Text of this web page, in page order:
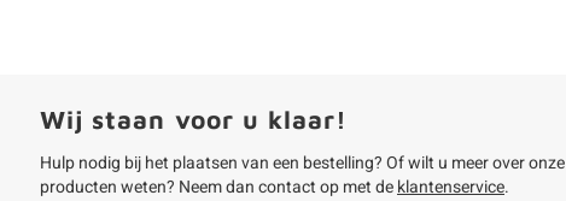
Wij staan voor u klaar!
Hulp nodig bij het plaatsen van een bestelling? Of wilt u meer over onze
producten weten? Neem dan contact op met deklantenservice.